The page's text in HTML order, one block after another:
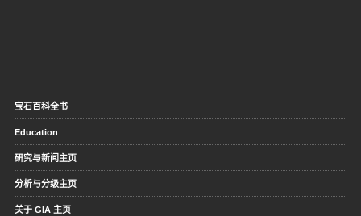
宝石百科全书
Education
研究与新闻主页
分析与分级主页
关于 GIA 主页